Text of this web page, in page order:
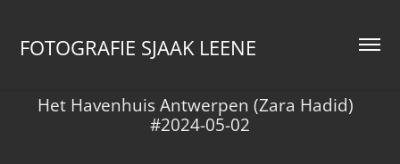
FOTOGRAFIE SJAAK LEENE
Het Havenhuis Antwerpen (Zara Hadid)
#2024-05-02